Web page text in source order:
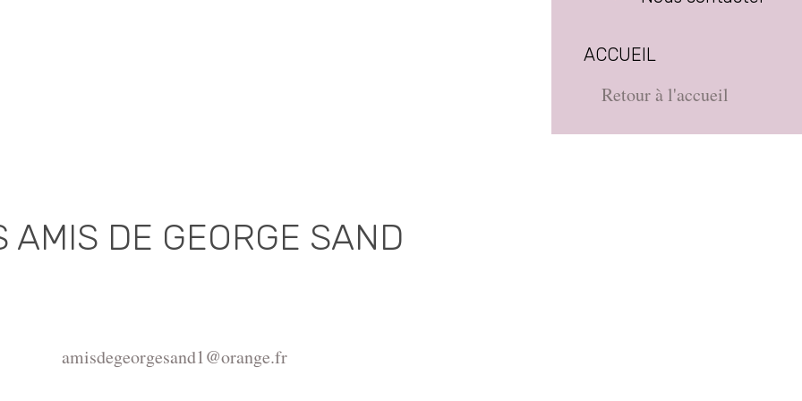
ACCUEIL
Retour à l'accueil
AMIS DE GEORGE SAND
amisdegeorgesand1@orange.fr